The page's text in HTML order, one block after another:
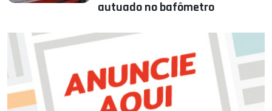
autuado no bafômetro